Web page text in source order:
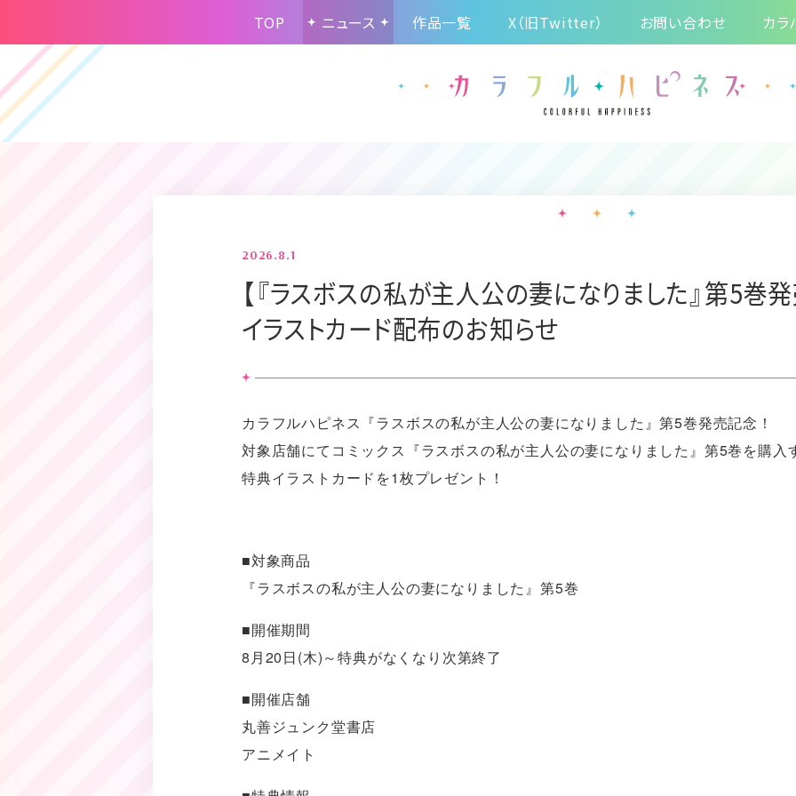
TOP ニュース 作品一覧 X（旧Twitter） お問い合わせ カラ
2026.8.1
【『ラスボスの私が主人公の妻になりました』第5巻
イラストカード配布のお知らせ
カラフルハピネス『ラスボスの私が主人公の妻になりました』第5巻発売記念！
対象店舗にてコミックス『ラスボスの私が主人公の妻になりました』第5巻を購入
特典イラストカードを1枚プレゼント！
■対象商品
『ラスボスの私が主人公の妻になりました』第5巻
■開催期間
8月20日(木)～特典がなくなり次第終了
■開催店舗
丸善ジュンク堂書店
アニメイト